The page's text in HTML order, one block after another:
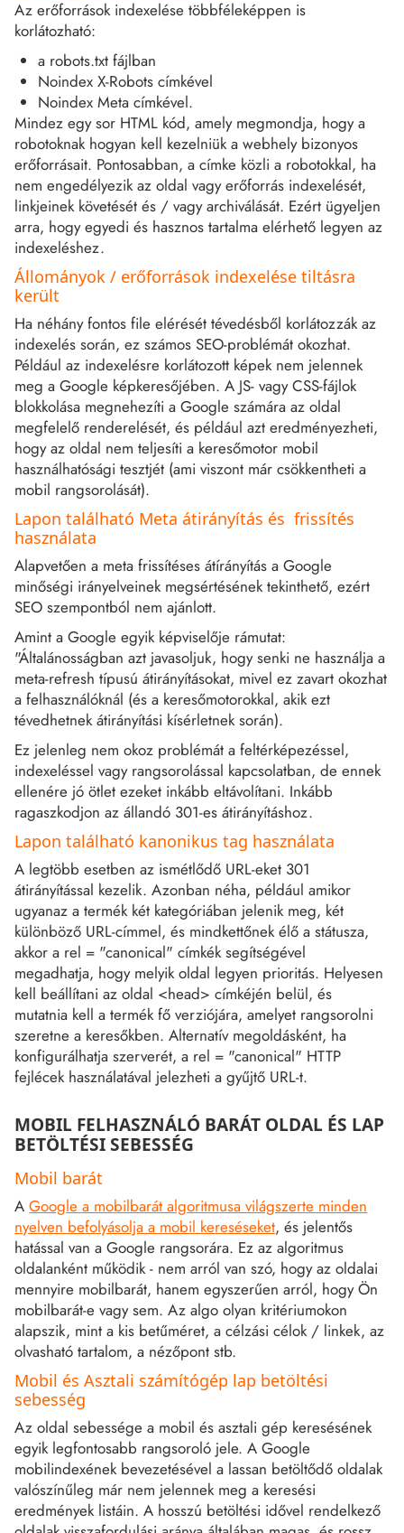
Az erőforrások indexelése többféleképpen is
korlátozható:
a robots.txt fájlban
Noindex X-Robots címkével
Noindex Meta címkével.
Mindez egy sor HTML kód, amely megmondja, hogy a
robotoknak hogyan kell kezelniük a webhely bizonyos
erőforrásait. Pontosabban, a címke közli a robotokkal, ha
nem engedélyezik az oldal vagy erőforrás indexelését,
linkjeinek követését és / vagy archiválását. Ezért ügyeljen
arra, hogy egyedi és hasznos tartalma elérhető legyen az
indexeléshez.
Állományok / erőforrások indexelése tiltásra
került
Ha néhány fontos file elérését tévedésből korlátozzák az
indexelés során, ez számos SEO-problémát okozhat.
Például az indexelésre korlátozott képek nem jelennek
meg a Google képkeresőjében. A JS- vagy CSS-fájlok
blokkolása megnehezíti a Google számára az oldal
megfelelő renderelését, és például azt eredményezheti,
hogy az oldal nem teljesíti a keresőmotor mobil
használhatósági tesztjét (ami viszont már csökkentheti a
mobil rangsorolását).
Lapon található Meta átirányítás és frissítés
használata
Alapvetően a meta frissítéses átírányítás a Google
minőségi irányelveinek megsértésének tekinthető, ezért
SEO szempontból nem ajánlott.
Amint a Google egyik képviselője rámutat:
"Általánosságban azt javasoljuk, hogy senki ne használja a
meta-refresh típusú átirányításokat, mivel ez zavart okozhat
a felhasználóknál (és a keresőmotorokkal, akik ezt
tévedhetnek átirányítási kísérletnek során).
Ez jelenleg nem okoz problémát a feltérképezéssel,
indexeléssel vagy rangsorolással kapcsolatban, de ennek
ellenére jó ötlet ezeket inkább eltávolítani. Inkább
ragaszkodjon az állandó 301-es átirányításhoz.
Lapon található kanonikus tag használata
A legtöbb esetben az ismétlődő URL-eket 301
átirányítással kezelik. Azonban néha, például amikor
ugyanaz a termék két kategóriában jelenik meg, két
különböző URL-címmel, és mindkettőnek élő a státusza,
akkor a rel = "canonical" címkék segítségével
megadhatja, hogy melyik oldal legyen prioritás. Helyesen
kell beállítani az oldal <head> címkéjén belül, és
mutatnia kell a termék fő verziójára, amelyet rangsorolni
szeretne a keresőkben. Alternatív megoldásként, ha
konfigurálhatja szerverét, a rel = "canonical" HTTP
fejlécek használatával jelezheti a gyűjtő URL-t.
MOBIL FELHASZNÁLÓ BARÁT OLDAL ÉS LAP
BETÖLTÉSI SEBESSÉG
Mobil barát
AGoogle a mobilbarát algoritmusa világszerte minden
nyelven befolyásolja a mobil kereséseket, és jelentős
hatással van a Google rangsorára. Ez az algoritmus
oldalanként működik - nem arról van szó, hogy az oldalai
mennyire mobilbarát, hanem egyszerűen arról, hogy Ön
mobilbarát-e vagy sem. Az algo olyan kritériumokon
alapszik, mint a kis betűméret, a célzási célok / linkek, az
olvasható tartalom, a nézőpont stb.
Mobil és Asztali számítógép lap betöltési
sebesség
Az oldal sebessége a mobil és asztali gép keresésének
egyik legfontosabb rangsoroló jele. A Google
mobilindexének bevezetésével a lassan betöltődő oldalak
valószínűleg már nem jelennek meg a keresési
eredmények listáin. A hosszú betöltési idővel rendelkező